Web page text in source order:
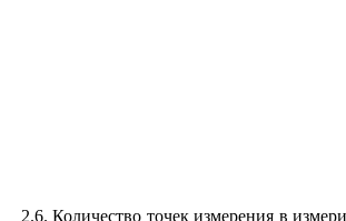
2.6. Количество точек измерения в